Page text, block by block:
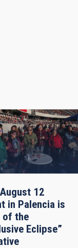
12
in Palencia is
of the
Eclipse”